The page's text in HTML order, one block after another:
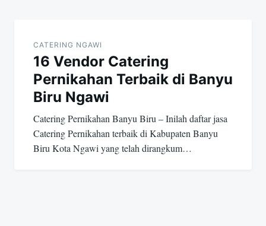
CATERING NGAWI
16 Vendor Catering
Pernikahan Terbaik di Banyu
Biru Ngawi
Catering Pernikahan Banyu Biru – Inilah daftar jasa
Catering Pernikahan terbaik di Kabupaten Banyu
Biru Kota Ngawi yang telah dirangkum…